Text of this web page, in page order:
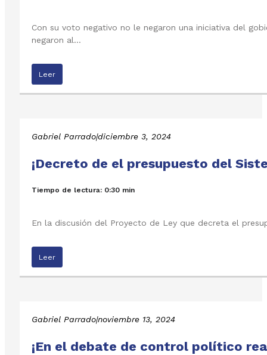
Con su voto negativo no le negaron una iniciativa del
negaron al…
Leer
Gabriel Parrado|diciembre 3, 2024
¡Decreto de el presupuesto del
Tiempo de lectura: 0:30 min
En la discusión del Proyecto de Ley que decreta el
Leer
Gabriel Parrado|noviembre 13, 2024
¡En el debate de control político